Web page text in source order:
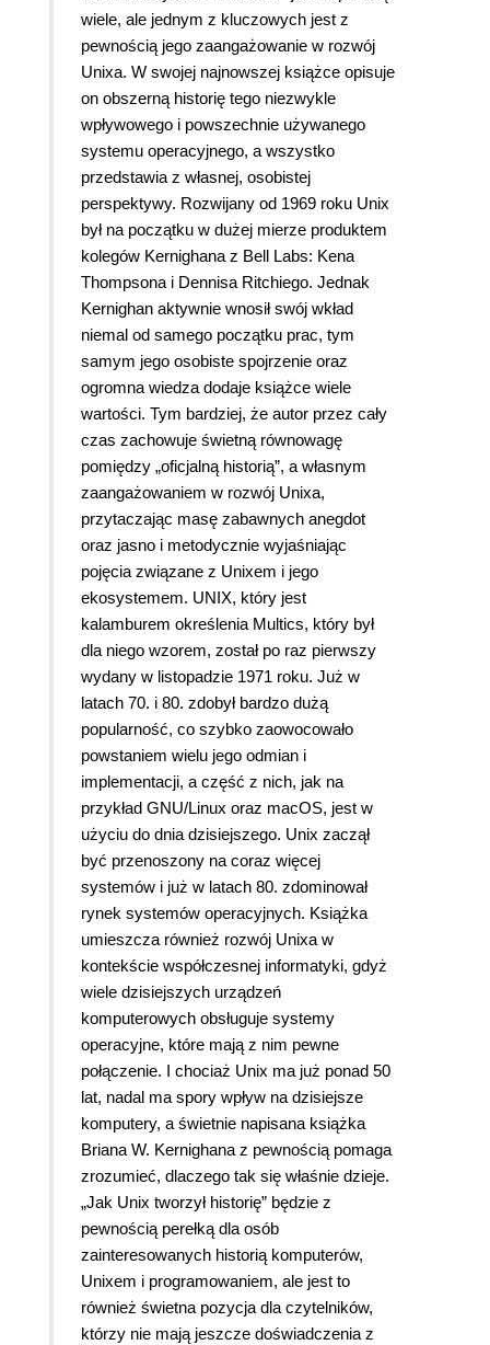
wiele, ale jednym z kluczowych jest z
pewnością jego zaangażowanie w rozwój
Unixa. W swojej najnowszej książce opisuje
on obszerną historię tego niezwykle
wpływowego i powszechnie używanego
systemu operacyjnego, a wszystko
przedstawia z własnej, osobistej
perspektywy. Rozwijany od 1969 roku Unix
był na początku w dużej mierze produktem
kolegów Kernighana z Bell Labs: Kena
Thompsona i Dennisa Ritchiego. Jednak
Kernighan aktywnie wnosił swój wkład
niemal od samego początku prac, tym
samym jego osobiste spojrzenie oraz
ogromna wiedza dodaje książce wiele
wartości. Tym bardziej, że autor przez cały
czas zachowuje świetną równowagę
pomiędzy „oficjalną historią”, a własnym
zaangażowaniem w rozwój Unixa,
przytaczając masę zabawnych anegdot
oraz jasno i metodycznie wyjaśniając
pojęcia związane z Unixem i jego
ekosystemem. UNIX, który jest
kalamburem określenia Multics, który był
dla niego wzorem, został po raz pierwszy
wydany w listopadzie 1971 roku. Już w
latach 70. i 80. zdobył bardzo dużą
popularność, co szybko zaowocowało
powstaniem wielu jego odmian i
implementacji, a część z nich, jak na
przykład GNU/Linux oraz macOS, jest w
użyciu do dnia dzisiejszego. Unix zaczął
być przenoszony na coraz więcej
systemów i już w latach 80. zdominował
rynek systemów operacyjnych. Książka
umieszcza również rozwój Unixa w
kontekście współczesnej informatyki, gdyż
wiele dzisiejszych urządzeń
komputerowych obsługuje systemy
operacyjne, które mają z nim pewne
połączenie. I chociaż Unix ma już ponad 50
lat, nadal ma spory wpływ na dzisiejsze
komputery, a świetnie napisana książka
Briana W. Kernighana z pewnością pomaga
zrozumieć, dlaczego tak się właśnie dzieje.
„Jak Unix tworzył historię” będzie z
pewnością perełką dla osób
zainteresowanych historią komputerów,
Unixem i programowaniem, ale jest to
również świetna pozycja dla czytelników,
którzy nie mają jeszcze doświadczenia z